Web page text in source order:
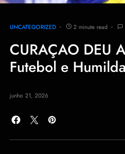
UNCATEGORIZED 2 minute read
CURAÇAO DEU
Futebol e
junho 21, 2026